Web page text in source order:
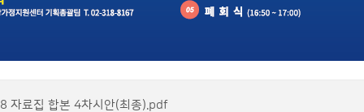
자료집 합본 4차시안(최종).pdf